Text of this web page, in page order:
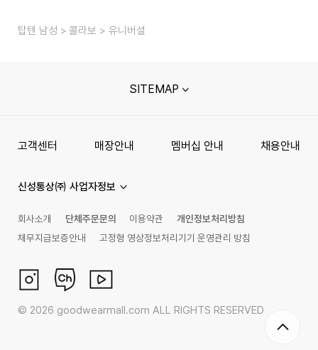
탑텐 남성 콜라보 유니버셜
SITEMAP
고객센터 매장안내 멤버십 안내 채용안내
신성통상㈜ 사업자정보
회사소개 단체주문문의 이용약관
개인정보처리방침
채무지급보증안내
고정형 영상정보처리기기 운영관리 방침
© 2026 goodwearmall.com ALL RIGHTS RESERVED